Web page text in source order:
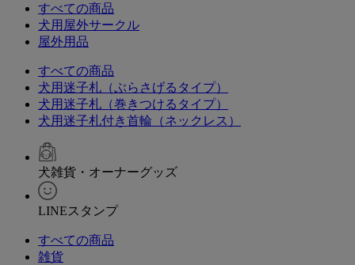
すべての商品
犬用屋外サークル
屋外用品
すべての商品
犬用迷子札（ぶらさげるタイプ）
犬用迷子札（巻きつけるタイプ）
犬用迷子札付き首輪（ネックレス）
犬雑貨・オーナーグッズ
LINEスタンプ
すべての商品
雑貨